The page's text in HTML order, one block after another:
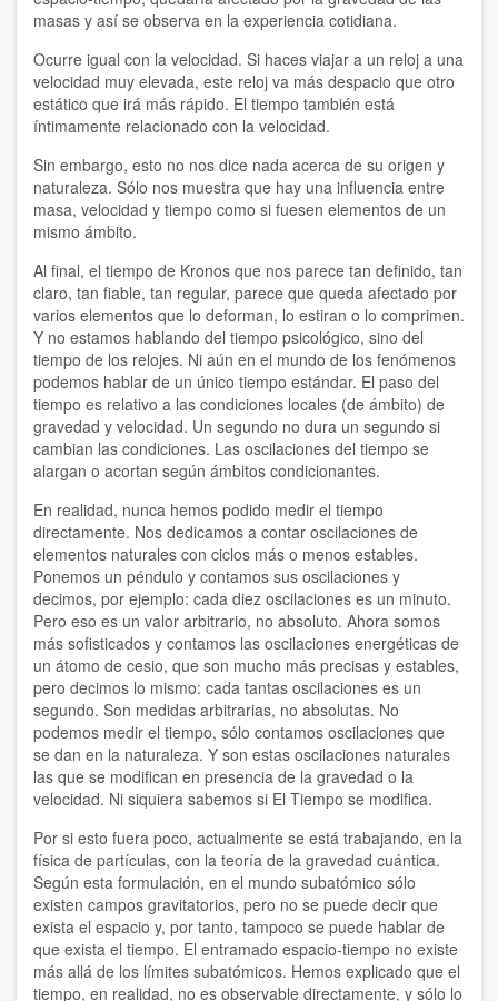
Doris Balvín
Edmondo Grassi
Eduardo Gozalo
Efrén Villareal
Federico Rojas
Fernando Garzón Orellana
Francesca Dragotto
François Giorgi
Fulvio De Vita
Hervé Andrés
Humanist World Center of Studies
Ibar Zepeda y Doris Balvín
Javier Tolcachier
Jordi Jiménez
Jorge Pompei
Juan Espinosa
Loredana Cici
Lorenzo Palumbo
Lourdes Cuellar
masas y así se observa en la experiencia cotidiana.
Ocurre igual con la velocidad. Si haces viajar a un reloj a una
velocidad muy elevada, este reloj va más despacio que otro
estático que irá más rápido. El tiempo también está
íntimamente relacionado con la velocidad.
Sin embargo, esto no nos dice nada acerca de su origen y
naturaleza. Sólo nos muestra que hay una influencia entre
masa, velocidad y tiempo como si fuesen elementos de un
mismo ámbito.
Al final, el tiempo de Kronos que nos parece tan definido, tan
claro, tan fiable, tan regular, parece que queda afectado por
varios elementos que lo deforman, lo estiran o lo comprimen.
Y no estamos hablando del tiempo psicológico, sino del
tiempo de los relojes. Ni aún en el mundo de los fenómenos
podemos hablar de un único tiempo estándar. El paso del
tiempo es relativo a las condiciones locales (de ámbito) de
gravedad y velocidad. Un segundo no dura un segundo si
cambian las condiciones. Las oscilaciones del tiempo se
alargan o acortan según ámbitos condicionantes.
En realidad, nunca hemos podido medir el tiempo
directamente. Nos dedicamos a contar oscilaciones de
elementos naturales con ciclos más o menos estables.
Ponemos un péndulo y contamos sus oscilaciones y
decimos, por ejemplo: cada diez oscilaciones es un minuto.
Pero eso es un valor arbitrario, no absoluto. Ahora somos
más sofisticados y contamos las oscilaciones energéticas de
un átomo de cesio, que son mucho más precisas y estables,
pero decimos lo mismo: cada tantas oscilaciones es un
segundo. Son medidas arbitrarias, no absolutas. No
podemos medir el tiempo, sólo contamos oscilaciones que
se dan en la naturaleza. Y son estas oscilaciones naturales
las que se modifican en presencia de la gravedad o la
velocidad. Ni siquiera sabemos si El Tiempo se modifica.
Por si esto fuera poco, actualmente se está trabajando, en la
física de partículas, con la teoría de la gravedad cuántica.
Según esta formulación, en el mundo subatómico sólo
existen campos gravitatorios, pero no se puede decir que
exista el espacio y, por tanto, tampoco se puede hablar de
que exista el tiempo. El entramado espacio-tiempo no existe
más allá de los límites subatómicos. Hemos explicado que el
tiempo, en realidad, no es observable directamente, y sólo lo